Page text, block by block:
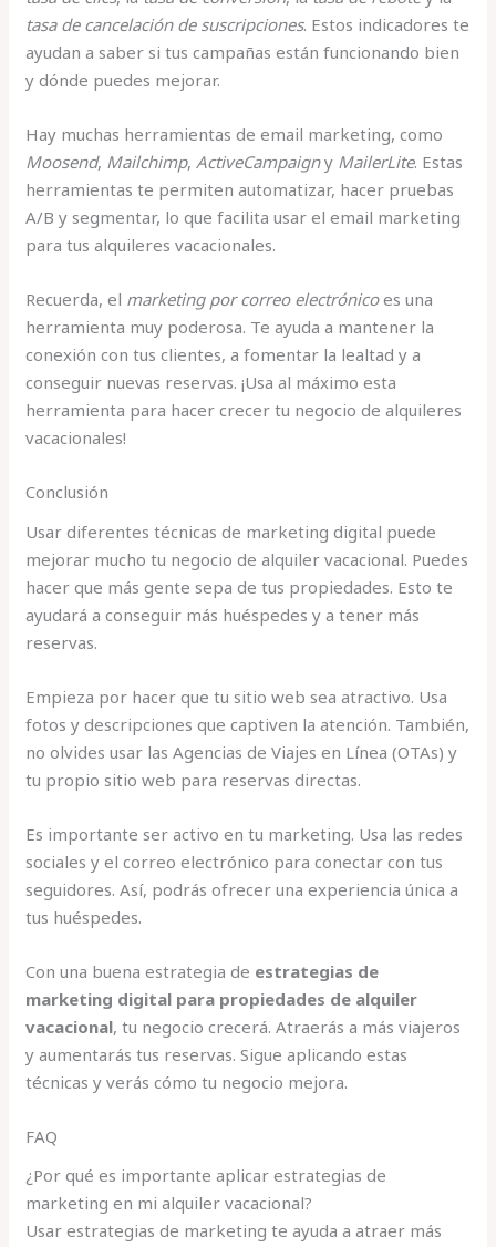
tasa de cancelación de suscripciones. Estos indicadores te
ayudan a saber si tus campañas están funcionando bien
y dónde puedes mejorar.
Hay muchas herramientas de email marketing, como
Moosend, Mailchimp,ActiveCampaigny MailerLite. Estas
herramientas te permiten automatizar, hacer pruebas
A/B y segmentar, lo que facilita usar el email marketing
para tus alquileres vacacionales.
Recuerda, el marketing por correo electrónicoes una
herramienta muy poderosa. Te ayuda a mantener la
conexión con tus clientes, a fomentar la lealtad y a
conseguir nuevas reservas. ¡Usa al máximo esta
herramienta para hacer crecer tu negocio de alquileres
vacacionales!
Conclusión
Usar diferentes técnicas de marketing digital puede
mejorar mucho tu negocio de alquiler vacacional. Puedes
hacer que más gente sepa de tus propiedades. Esto te
ayudará a conseguir más huéspedes y a tener más
reservas.
Empieza por hacer que tu sitio web sea atractivo. Usa
fotos y descripciones que captiven la atención. También,
no olvides usar las Agencias de Viajes en Línea (OTAs) y
tu propio sitio web para reservas directas.
Es importante ser activo en tu marketing. Usa las redes
sociales y el correo electrónico para conectar con tus
seguidores. Así, podrás ofrecer una experiencia única a
tus huéspedes.
Con una buena estrategia de estrategias de
marketing digital para propiedades de alquiler
vacacional, tu negocio crecerá. Atraerás a más viajeros
y aumentarás tus reservas. Sigue aplicando estas
técnicas y verás cómo tu negocio mejora.
FAQ
¿Por qué es importante aplicar estrategias de
marketing en mi alquiler vacacional?
Usar estrategias de marketing te ayuda a atraer más